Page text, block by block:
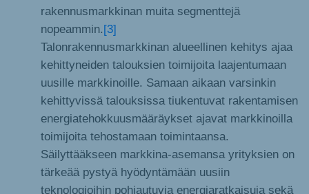
rakennusmarkkinan muita segmenttejä
nopeammin.[3]
Talonrakennusmarkkinan alueellinen kehitys ajaa
kehittyneiden talouksien toimijoita laajentumaan
uusille markkinoille. Samaan aikaan varsinkin
kehittyvissä talouksissa tiukentuvat rakentamisen
energiatehokkuusmääräykset ajavat markkinoilla
toimijoita tehostamaan toimintaansa.
Säilyttääkseen markkina-asemansa yrityksien on
tärkeää pystyä hyödyntämään uusiin
teknologioihin pohjautuvia energiaratkaisuja sekä